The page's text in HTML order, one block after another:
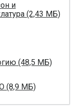
и
(2,43 МБ)
(48,5 МБ)
(8,9 МБ)